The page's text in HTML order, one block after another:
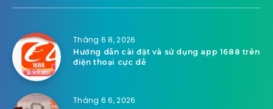
Tháng 6 8, 2026
Hướng dẫn cài đặt và sử dụng app 1688 trên
điện thoại cực dễ
Tháng 6 6, 2026